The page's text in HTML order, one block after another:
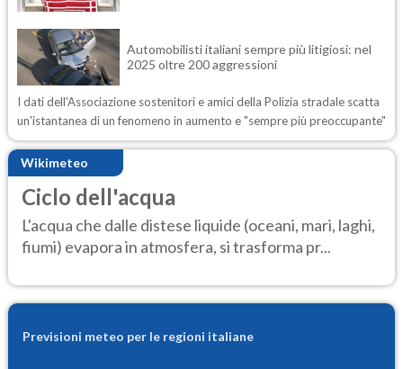
Automobilisti italiani sempre più litigiosi: nel
2025 oltre 200 aggressioni
I dati dell'Associazione sostenitori e amici della Polizia stradale scatta
un'istantanea di un fenomeno in aumento e "sempre più preoccupante"
Wikimeteo
Ciclo dell'acqua
L'acqua che dalle distese liquide (oceani, mari, laghi,
fiumi) evapora in atmosfera, si trasforma pr...
Previsioni meteo per le regioni italiane